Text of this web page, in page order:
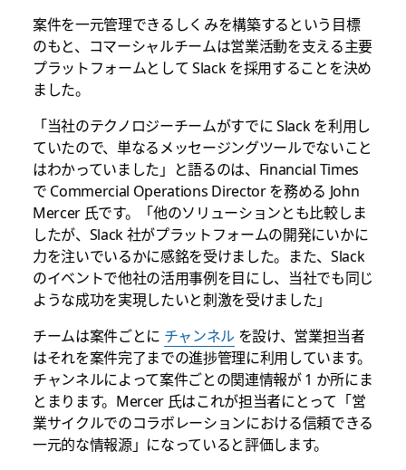
案件を一元管理できるしくみを構築するという目標
のもと、コマーシャルチームは営業活動を支える主要
プラットフォームとして Slack を採用することを決め
ました。
「当社のテクノロジーチームがすでに Slack を利用し
ていたので、単なるメッセージングツールでないこと
はわかっていました」と語るのは、Financial Times
で Commercial Operations Director を務める John
Mercer 氏です。「他のソリューションとも比較しま
したが、Slack 社がプラットフォームの開発にいかに
力を注いでいるかに感銘を受けました。また、Slack
のイベントで他社の活用事例を目にし、当社でも同じ
ような成功を実現したいと刺激を受けました」
チームは案件ごとに チャンネル を設け、営業担当者
はそれを案件完了までの進捗管理に利用しています。
チャンネルによって案件ごとの関連情報が 1 か所にま
とまります。Mercer 氏はこれが担当者にとって「営
業サイクルでのコラボレーションにおける信頼できる
一元的な情報源」になっていると評価します。